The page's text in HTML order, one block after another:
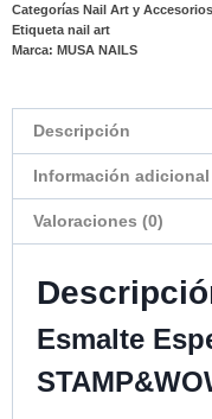
Categorías Nail Art y Accesorios
Etiqueta nail art
Marca: MUSA NAILS
Descripción
Información adicional
Valoraciones (0)
Esmalte